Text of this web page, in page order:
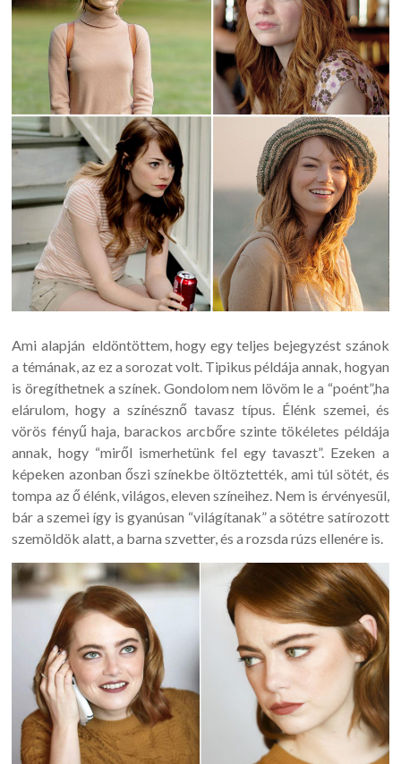
Ami alapján eldöntöttem, hogy egy teljes bejegyzést szánok
a témának, az ez a sorozat volt. Tipikus példája annak, hogyan
is öregíthetnek a színek. Gondolom nem lövöm le a “poént”,ha
elárulom, hogy a színésznő tavasz típus. Élénk szemei, és
vörös fényű haja, barackos arcbőre szinte tökéletes példája
annak, hogy “miről ismerhetünk fel egy tavaszt”. Ezeken a
képeken azonban őszi színekbe öltöztették, ami túl sötét, és
tompa az ő élénk, világos, eleven színeihez. Nem is érvényesül,
bár a szemei így is gyanúsan “világítanak” a sötétre satírozott
szemöldök alatt, a barna szvetter, és a rozsda rúzs ellenére is.